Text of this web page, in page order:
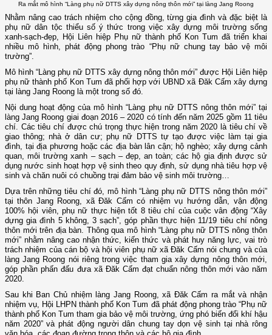
Ra mắt mô hình “Làng phụ nữ DTTS xây dựng nông thôn mới” tại làng Jang Roong
Nhằm nâng cao trách nhiệm cho cộng đồng, từng gia đình và đặc biệt là
phụ nữ dân tộc thiểu số ý thức trong việc xây dựng môi trường sống
xanh-sạch-đẹp, Hội Liên hiệp Phụ nữ thành phố Kon Tum đã triển khai
nhiều mô hình, phát động phong trào “Phụ nữ chung tay bảo vệ môi
trường”.
Mô hình “Làng phụ nữ DTTS xây dựng nông thôn mới” được Hội Liên hiệp
phụ nữ thành phố Kon Tum đã phối hợp với UBND xã Đăk Cấm xây dựng
tại làng Jang Roong là một trong số đó.
Nội dung hoạt động của mô hình “Làng phụ nữ DTTS nông thôn mới” tại
làng Jang Roong giai đoạn 2016 – 2020 có tính đến năm 2025 gồm 11 tiêu
chí. Các tiêu chí được chú trọng thực hiện trong năm 2020 là tiêu chí về
giao thông; nhà ở dân cư; phụ nữ DTTS tự tạo được việc làm tại gia
đình, tại địa phương hoặc các địa bàn lân cận; hộ nghèo; xây dựng cảnh
quan, môi trường xanh – sạch – đẹp, an toàn; các hộ gia định được sử
dụng nước sinh hoạt hợp vệ sinh theo quy định, sử dụng nhà tiêu hợp vệ
sinh và chăn nuôi có chuồng trại đảm bảo vệ sinh môi trường…
Dựa trên những tiêu chí đó, mô hình “Làng phụ nữ DTTS nông thôn mới”
tại thôn Jang Roong, xã Đăk Cấm có nhiệm vụ hướng dẫn, vận động
100% hội viên, phụ nữ thực hiện tốt 8 tiêu chí của cuộc vân động “Xây
dựng gia đình 5 không, 3 sạch”, góp phần thực hiện 11/19 tiêu chí nông
thôn mới trên địa bàn. Thông qua mô hình “Làng phụ nữ DTTS nông thôn
mới” nhằm nâng cao nhận thức, kiến thức và phát huy năng lực, vai trò
trách nhiệm của cán bộ và hội viên phụ nữ xã Đăk Cấm nói chung và của
làng Jang Roong nói riêng trong việc tham gia xây dựng nông thôn mới,
góp phần phấn đấu đưa xã Đăk Cấm đạt chuẩn nông thôn mới vào năm
2020.
Sau khi Ban Chủ nhiệm làng Jang Roong, xã Đăk Cấm ra mắt và nhận
nhiệm vụ, Hội LHPN thành phố Kon Tum đã phát động phong trào “Phụ nữ
thành phố Kon Tum tham gia bảo vệ môi trường, ứng phó biến đổi khí hậu
năm 2020” và phát động người dân chung tay dọn vệ sinh tại nhà rông